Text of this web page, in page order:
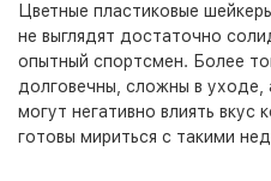
Цветные пластиковые
не выглядят достаточно
опытный спортсмен. Более
долговечны, сложны в уходе,
могут негативно влиять вкус
готовы мириться с такими